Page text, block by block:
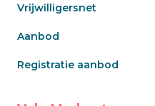
Vrijwilligersnet
Aanbod
Registratie aanbod